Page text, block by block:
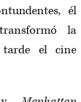
él
la
tarde el cine